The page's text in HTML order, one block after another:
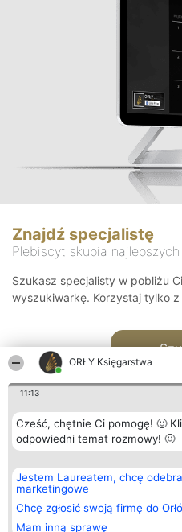
ORŁY Księgarstwa
11:13
Cześć, chętnie Ci pomogę! 🙂
odpowiedni temat rozmowy! 🙂
Jestem Laureatem, chcę
marketingowe
Chcę zgłosić swoją firmę do
Mam inną sprawę
Znajdź specjalistę
Plebiscyt skupia
Szukasz specjalisty w pobliżu
wyszukiwarkę. Korzystaj tylko z
Organizator plebiscytu
Bright Side Solutions sp. z o.
o. sp. k.
ul. Ruska 22
Wrocław 50-079
KRS 0000749100 | Regon